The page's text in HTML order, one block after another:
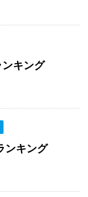
キング
ンキング